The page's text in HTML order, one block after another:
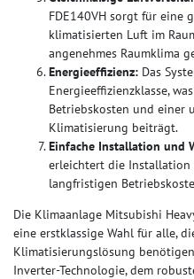
FDE140VH sorgt für eine
klimatisierten Luft im
angenehmes Raumklima
Energieeffizienz: Das
Energieeffizienzklasse,
Betriebskosten und einer
Klimatisierung beiträgt.
Einfache Installation und
erleichtert die Installation
langfristigen
Die Klimaanlage Mitsubishi
eine erstklassige Wahl für alle,
Klimatisierungslösung
Inverter-Technologie, dem